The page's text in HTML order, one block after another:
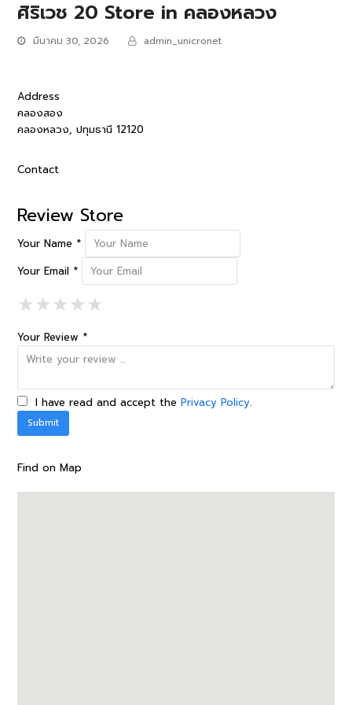
ศิริเวช 20 Store in คลองหลวง
มีนาคม 30, 2026 admin_unicronet
Address
คลองสอง
คลองหลวง, ปทุมธานี 12120
Contact
Review Store
Your Name *
Your Email *
★1 Star
★★2 Stars
★★★3 Stars
★★★★4 Stars
★★★★★5 Stars
Your Review *
I have read and accept thePrivacy Policy.
Find on Map